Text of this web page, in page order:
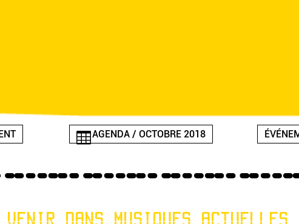
AGENDA / OCTOBRE 2018